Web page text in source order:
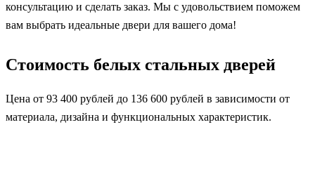
консультацию и сделать заказ. Мы с удовольствием поможем
вам выбрать идеальные двери для вашего дома!
Стоимость белых стальных дверей
Цена от 93 400 рублей до 136 600 рублей в зависимости от
материала, дизайна и функциональных характеристик.